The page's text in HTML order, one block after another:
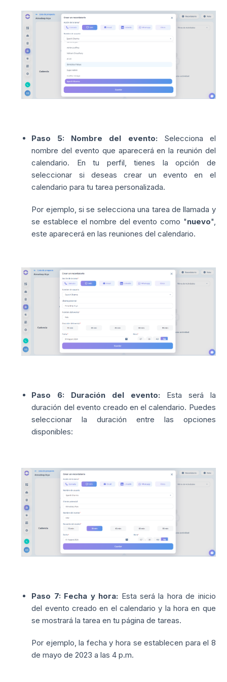
Paso 5: Nombre del evento: Selecciona el
nombre del evento que aparecerá en la reunión del
calendario. En tu perfil, tienes la opción de
seleccionar si deseas crear un evento en el
calendario para tu tarea personalizada.
Por ejemplo, si se selecciona una tarea de llamada y
se establece el nombre del evento como "nuevo",
este aparecerá en las reuniones del calendario.
Paso 6: Duración del evento: Esta será la
duración del evento creado en el calendario. Puedes
seleccionar la duración entre las opciones
disponibles:
Paso 7: Fecha y hora: Esta será la hora de inicio
del evento creado en el calendario y la hora en que
se mostrará la tarea en tu página de tareas.
Por ejemplo, la fecha y hora se establecen para el 8
de mayo de 2023 a las 4 p.m.